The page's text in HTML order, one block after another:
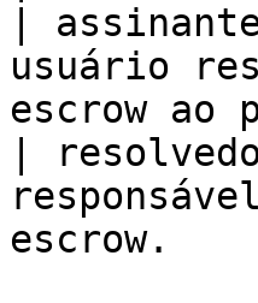
|
usuário
escrow
|